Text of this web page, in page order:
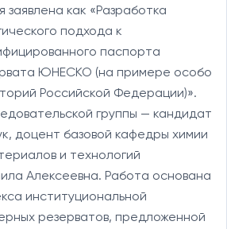
заявлена как «Разработка
подхода к
паспорта
ЮНЕСКО (на примере особо
Российской Федерации)».
группы — кандидат
доцент базовой кафедры химии
и технологий
Алексеевна. Работа основана
институциональной
резерватов, предложенной